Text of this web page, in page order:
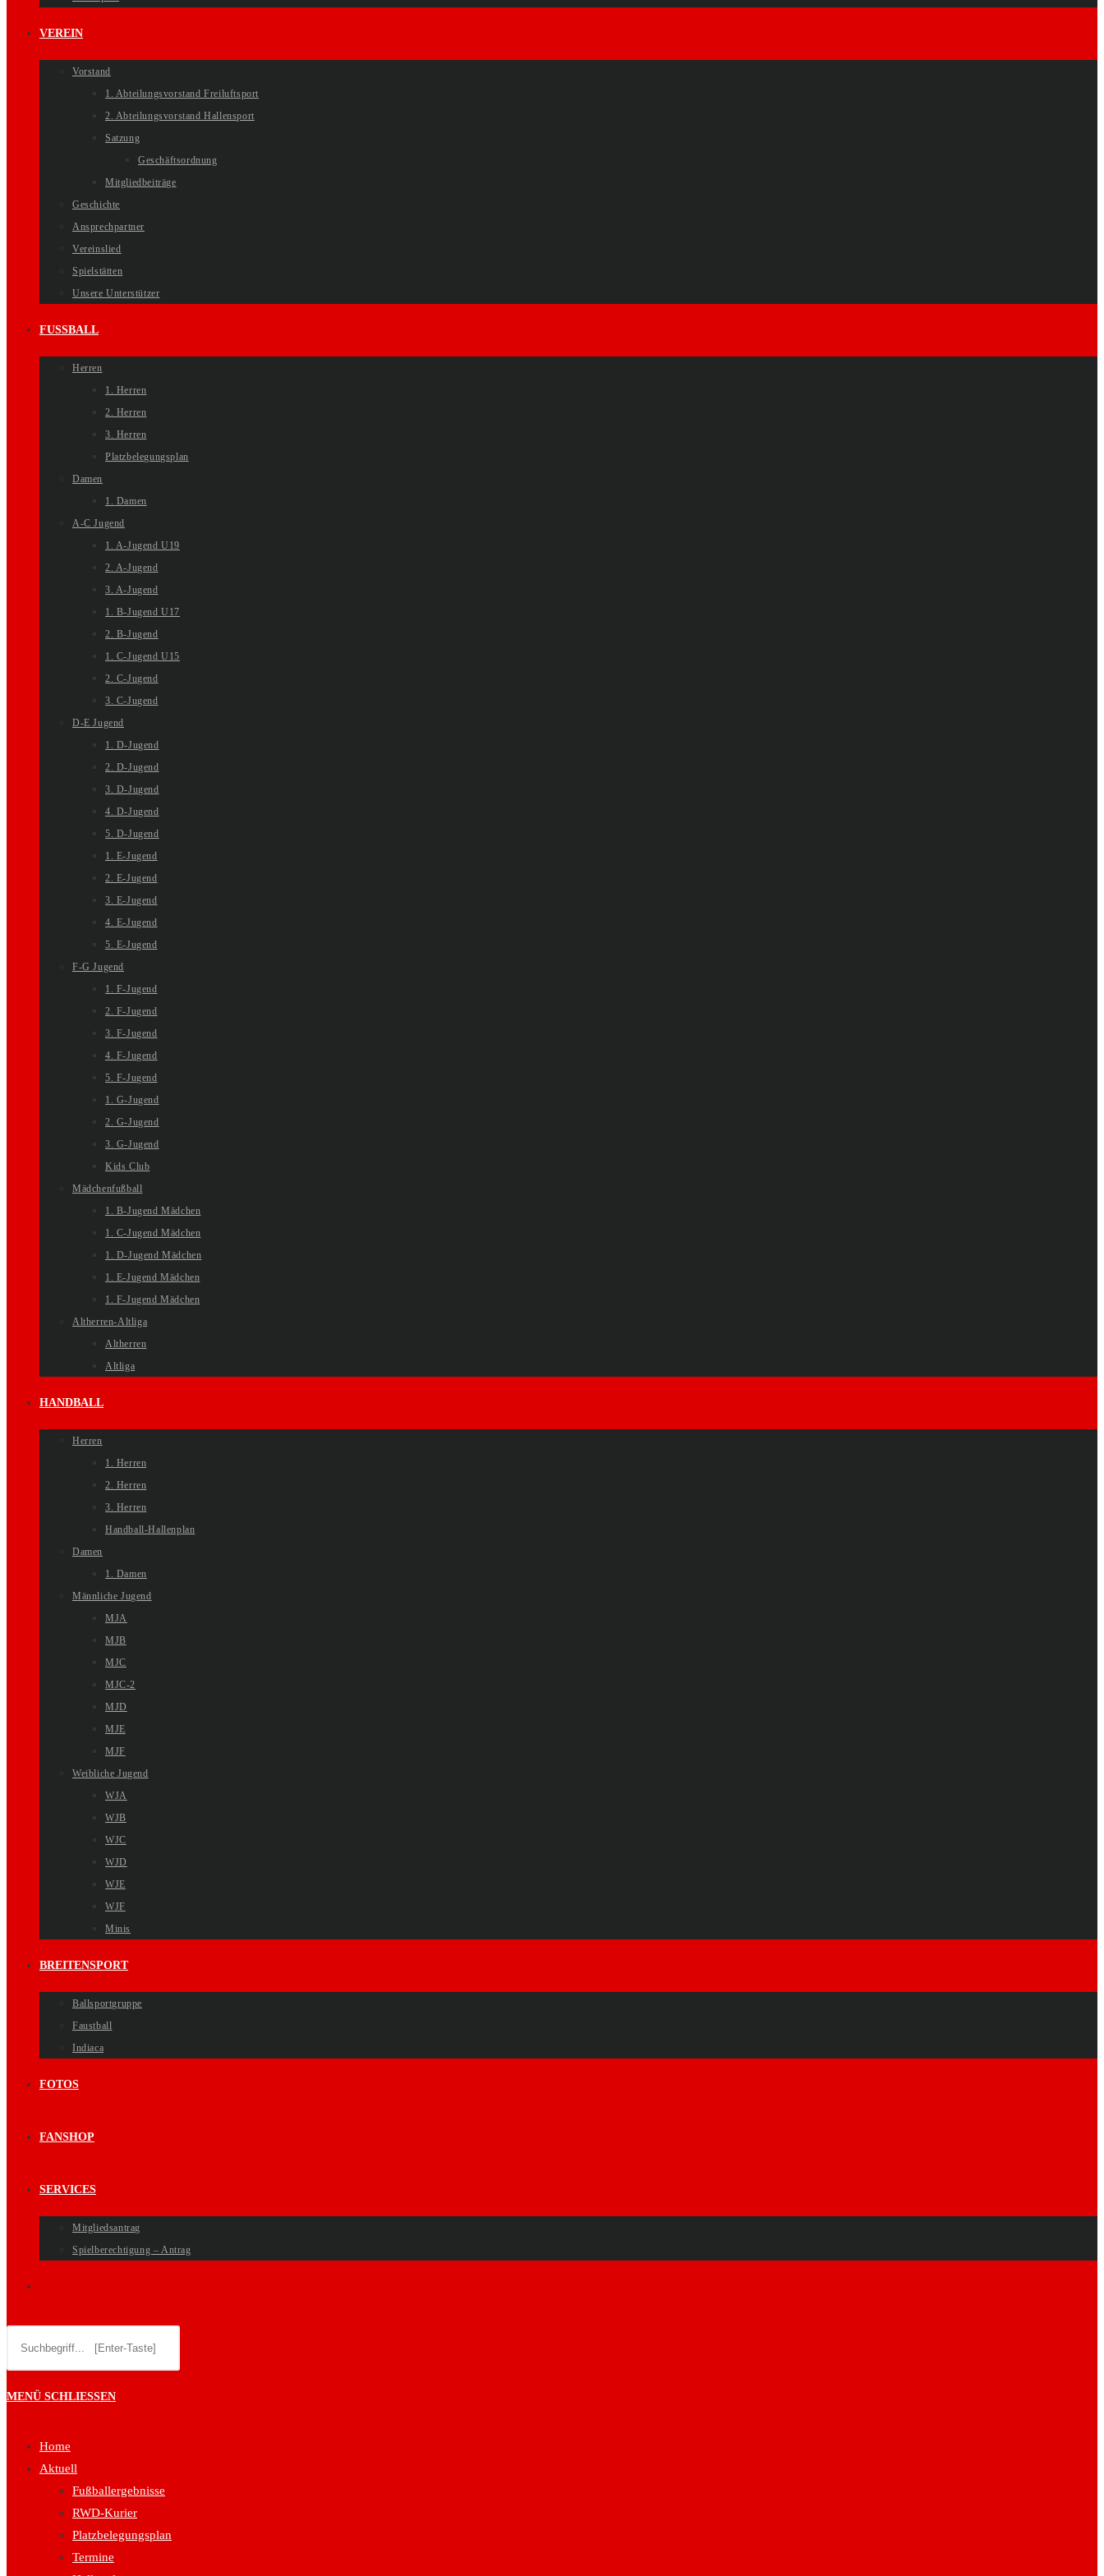
VEREIN
Vorstand
1. Abteilungsvorstand Freiluftsport
2. Abteilungsvorstand Hallensport
Satzung
Geschäftsordnung
Mitgliedbeiträge
Geschichte
Ansprechpartner
Vereinslied
Spielstätten
Unsere Unterstützer
FUSSBALL
Herren
1. Herren
2. Herren
3. Herren
Platzbelegungsplan
Damen
1. Damen
A-C Jugend
1. A-Jugend U19
2. A-Jugend
3. A-Jugend
1. B-Jugend U17
2. B-Jugend
1. C-Jugend U15
2. C-Jugend
3. C-Jugend
D-E Jugend
1. D-Jugend
2. D-Jugend
3. D-Jugend
4. D-Jugend
5. D-Jugend
1. E-Jugend
2. E-Jugend
3. E-Jugend
4. E-Jugend
5. E-Jugend
F-G Jugend
1. F-Jugend
2. F-Jugend
3. F-Jugend
4. F-Jugend
5. F-Jugend
1. G-Jugend
2. G-Jugend
3. G-Jugend
Kids Club
Mädchenfußball
1. B-Jugend Mädchen
1. C-Jugend Mädchen
1. D-Jugend Mädchen
1. E-Jugend Mädchen
1. F-Jugend Mädchen
Altherren-Altliga
Altherren
Altliga
HANDBALL
Herren
1. Herren
2. Herren
3. Herren
Handball-Hallenplan
Damen
1. Damen
Männliche Jugend
MJA
MJB
MJC
MJC-2
MJD
MJE
MJF
Weibliche Jugend
WJA
WJB
WJC
WJD
WJE
WJF
Minis
BREITENSPORT
Ballsportgruppe
Faustball
Indiaca
FOTOS
FANSHOP
SERVICES
Mitgliedsantrag
Spielberechtigung – Antrag
UMSCHALTEN
MENÜ SCHLIESSEN
Home
Aktuell
Fußballergebnisse
RWD-Kurier
Platzbelegungsplan
Termine